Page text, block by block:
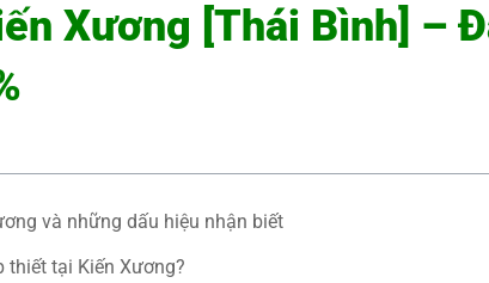
Xương [Thái Bình] –
và những dấu hiệu nhận biết
thiết tại Kiến Xương?